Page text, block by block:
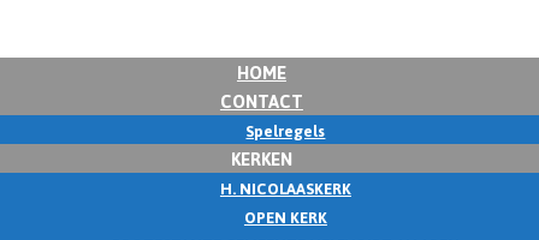
HOME
CONTACT
Spelregels
KERKEN
H. NICOLAASKERK
OPEN KERK